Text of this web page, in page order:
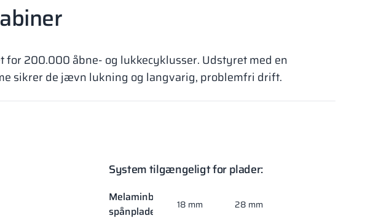
200.000 åbne- og lukkecyklusser. Udstyret med en
sikrer de jævn lukning og langvarig, problemfri drift.
System tilgængeligt for plader:
Melaminbelagt
spånplade
18 mm 28 mm